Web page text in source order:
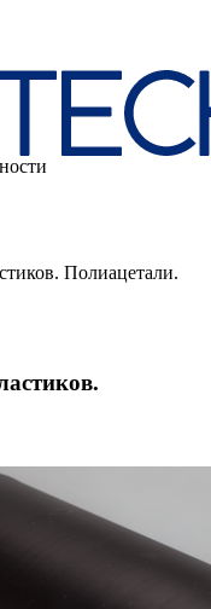
Полиацетали.